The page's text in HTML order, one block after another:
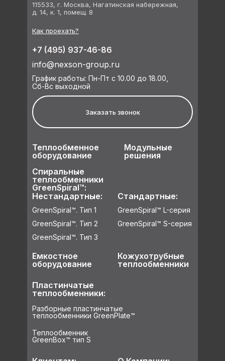
Как проехать?
115533, г. Москва, Нагатинская набережная,
д. 14, к. 1, помещ. 8
GreenSpiral™ S-серия
GreenSpiral™ L-серия
Стандартные:
Разборные пластинчатые
теплообменники GreenPlate™
Кожухотрубные
теплообменники
Теплообменник
GreenBox™ тип S
Пластинчатые
теплообменники:
GreenSpiral™. Тип 1
GreenSpiral™. Тип 2
Нестандартные:
GreenSpiral™. Тип 3
Заказать звонок
Спиральные
теплообменники
GreenSpiral™:
График работы: Пн-Пт с 10.00 до 18.00,
Сб-Вс выходной
info@nexson-group.ru
+7 (495) 937-46-86
Емкостное
оборудование
Модульные
решения
Теплообменное
оборудование